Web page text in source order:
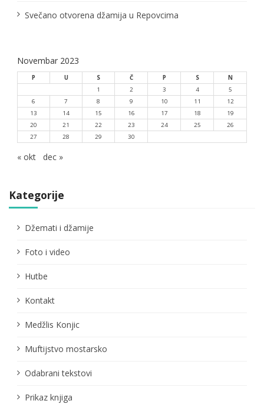
Svečano otvorena džamija u Repovcima
Novembar 2023
P U S Č P S
N
1
2 3 4
5
6
7 8 9 10 11
12
13
14 15 16 17 18
19
20
21 22 23 24 25
26
27
28 29 30
« okt dec »
Kategorije
Džemati i džamije
Foto i video
Hutbe
Kontakt
Medžlis Konjic
Muftijstvo mostarsko
Odabrani tekstovi
Prikaz knjiga